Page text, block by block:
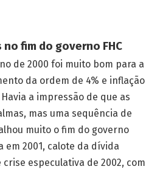
fim do governo FHC
de 2000 foi muito bom para a
da ordem de 4% e inflação
a impressão de que as
mas uma sequência de
muito o fim do governo
em 2001, calote da dívida
especulativa de 2002, com